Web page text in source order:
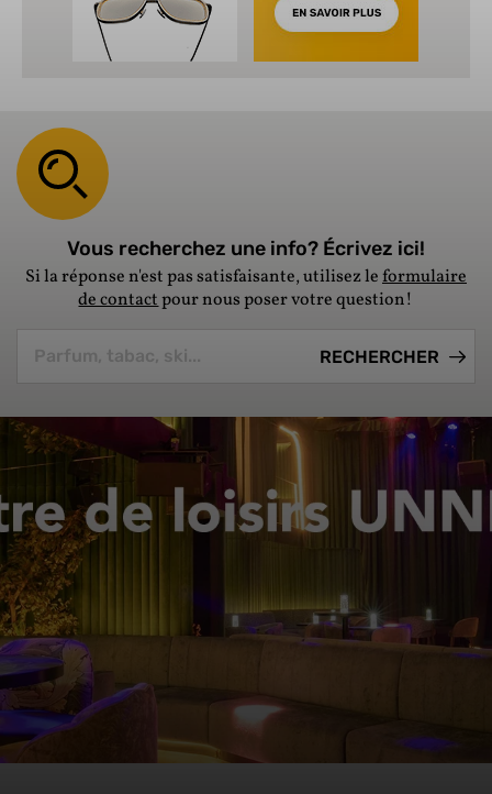
Vous recherchez une info? Écrivez ici!
Si la réponse n'est pas satisfaisante, utilisez leformulaire
de contactpour nous poser votre question!